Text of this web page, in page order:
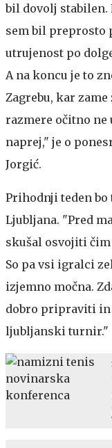
bil dovolj stabilen.
sem bil preprosto
utrujenost po
A na koncu je to
Zagrebu, kar
razmere očitno ne
naprej," je o
Jorgić.
Prihodnji teden
Ljubljana. "Pred
skušal osvojiti
So pa vsi igralci
izjemno močna.
dobro pripraviti in
ljubljanski turnir."